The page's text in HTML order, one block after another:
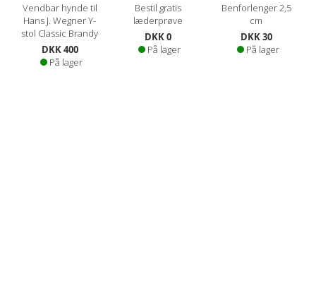
Vendbar hynde til
Hans J. Wegner Y-
stol Classic Brandy
DKK 400
På lager
Bestil gratis
læderprøve
DKK 0
På lager
Benforlenger 2,5
cm
DKK 30
På lager